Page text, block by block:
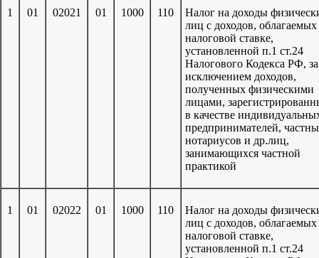
1 01 02021 01 1000 110
Налог на доходы
лиц с доходов,
налоговой ставке,
установленной п.1 ст.24
Налогового Кодекса РФ, за
исключением доходов,
полученных физическими
лицами,
в качестве
предпринимателей,
нотариусов и др.лиц,
занимающихся частной
практикой
1 01 02022 01 1000 110
Налог на доходы
лиц с доходов,
налоговой ставке,
установленной п.1 ст.24